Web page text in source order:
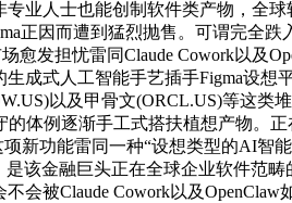
业人士也能创制软件类产物，全
正因而遭到猛烈抛售。可谓完全跌
发担忧雷同Claude Cowork以及
成式人工智能手艺插手Figma设想
以及甲骨文(ORCL.US)等这类
体例逐渐手工式搭扶植想产物。正
新功能雷同一种“设想类型的AI智
该金融巨头正在全球企业软件范畴
会被Claude Cowork以及